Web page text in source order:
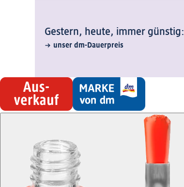
Gestern, heute, immer günstig:
unser dm-Dauerpreis